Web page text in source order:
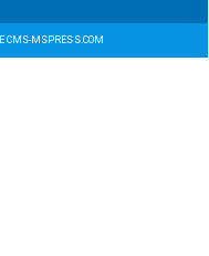
CMS-MSPRESS.COM